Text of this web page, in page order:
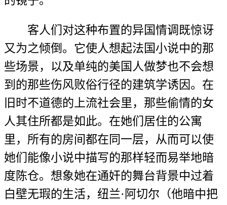
客人们对这种布置的异国情调既惊讶
又为之倾倒。它使人想起法国小说中的那
些场景，以及单纯的美国人做梦也不会想
到的那些伤风败俗行径的建筑学诱因。在
旧时不道德的上流社会里，那些偷情的女
人其住所都是如此。在她们居住的公寓
里，所有的房间都在同一层，从而可以使
她们能像小说中描写的那样轻而易举地暗
度陈仓。想象她在通奸的舞台背景中过着
白壁无瑕的生活，纽兰·阿切尔（他暗中把